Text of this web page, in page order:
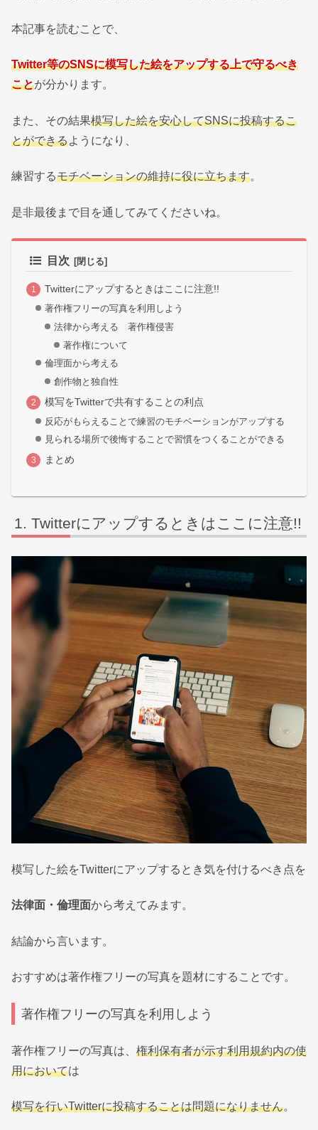
本記事を読むことで、
Twitter等のSNSに模写した絵をアップする上で守るべき
ことが分かります。
また、その結果模写した絵を安心してSNSに投稿するこ
とができるようになり、
練習するモチベーションの維持に役に立ちます。
是非最後まで目を通してみてくださいね。
目次
Twitterにアップするときはここに注意!!
著作権フリーの写真を利用しよう
法律から考える 著作権侵害
著作権について
倫理面から考える
創作物と独自性
模写をTwitterで共有することの利点
反応がもらえることで練習のモチベーションがアップする
見られる場所で後悔することで習慣をつくることができる
まとめ
Twitterにアップするときはここに注意!!
模写した絵をTwitterにアップするとき気を付けるべき点を
法律面・倫理面から考えてみます。
結論から言います。
おすすめは著作権フリーの写真を題材にすることです。
著作権フリーの写真を利用しよう
著作権フリーの写真は、 権利保有者が示す利用規約内の使
用においては
模写を行いTwitterに投稿することは問題になりません。